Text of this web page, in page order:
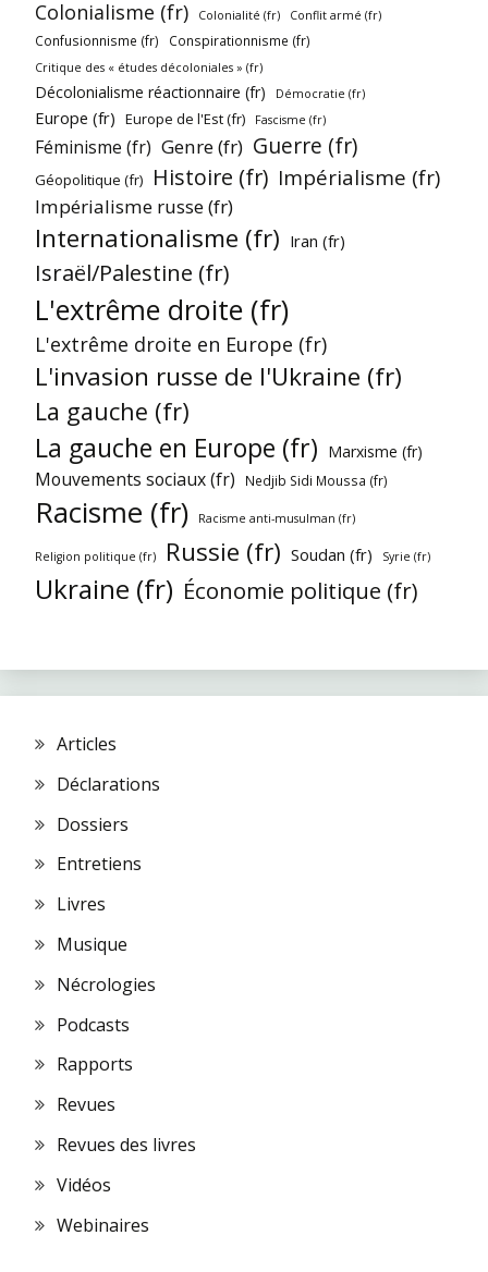
Colonialisme (fr) Colonialité (fr) Conflit armé (fr)
Confusionnisme (fr) Conspirationnisme (fr)
Critique des « études décoloniales » (fr)
Décolonialisme réactionnaire (fr) Démocratie (fr)
Europe (fr) Europe de l'Est (fr) Fascisme (fr)
Féminisme (fr) Genre (fr) Guerre (fr)
Géopolitique (fr) Histoire (fr) Impérialisme (fr)
Impérialisme russe (fr)
Internationalisme (fr) Iran (fr)
Israël/Palestine (fr)
L'extrême droite (fr)
L'extrême droite en Europe (fr)
L'invasion russe de l'Ukraine (fr)
La gauche (fr)
La gauche en Europe (fr) Marxisme (fr)
Mouvements sociaux (fr) Nedjib Sidi Moussa (fr)
Racisme (fr) Racisme anti-musulman (fr)
Religion politique (fr) Russie (fr) Soudan (fr) Syrie (fr)
Ukraine (fr) Économie politique (fr)
Articles
Déclarations
Dossiers
Entretiens
Livres
Musique
Nécrologies
Podcasts
Rapports
Revues
Revues des livres
Vidéos
Webinaires